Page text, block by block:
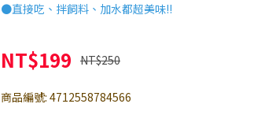
●直接吃、拌飼料、加水都超美味!!
NT$199 NT$250
商品編號: 4712558784566